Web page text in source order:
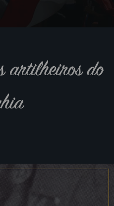
artilheiros do